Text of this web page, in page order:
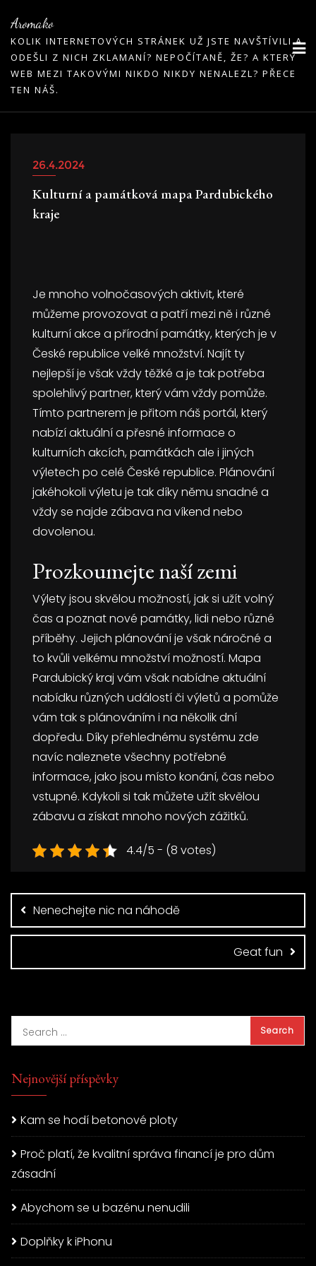
to
content
Aromako
KOLIK INTERNETOVÝCH STRÁNEK UŽ JSTE NAVŠTÍVILI A
ODEŠLI Z NICH ZKLAMANÍ? NEPOČÍTANĚ, ŽE? A KTERÝ
WEB MEZI TAKOVÝMI NIKDO NIKDY NENALEZL? PŘECE
TEN NÁŠ.
26.4.2024
Kulturní a památková mapa Pardubického
kraje
Je mnoho volnočasových aktivit, které
můžeme provozovat a patří mezi ně i různé
kulturní akce a přírodní památky, kterých je v
České republice velké množství. Najít ty
nejlepší je však vždy těžké a je tak potřeba
spolehlivý partner, který vám vždy pomůže.
Tímto partnerem je přitom náš portál, který
nabízí aktuální a přesné informace o
kulturních akcích, památkách ale i jiných
výletech po celé České republice. Plánování
jakéhokoli výletu je tak díky němu snadné a
vždy se najde zábava na víkend nebo
dovolenou.
Prozkoumejte naší zemi
Výlety jsou skvělou možností, jak si užít volný
čas a poznat nové památky, lidi nebo různé
příběhy. Jejich plánování je však náročné a
to kvůli velkému množství možností. Mapa
Pardubický kraj vám však nabídne aktuální
nabídku různých událostí či výletů a pomůže
vám tak s plánováním i na několik dní
dopředu. Díky přehlednému systému zde
navíc naleznete všechny potřebné
informace, jako jsou místo konání, čas nebo
vstupné. Kdykoli si tak můžete užít skvělou
zábavu a získat mnoho nových zážitků.
4.4/5 - (8 votes)
pro
příspěvek
Nenechejte nic na náhodě
Geat fun
Nejnovější příspěvky
Kam se hodí betonové ploty
Proč platí, že kvalitní správa financí je pro dům
zásadní
Abychom se u bazénu nenudili
Doplňky k iPhonu